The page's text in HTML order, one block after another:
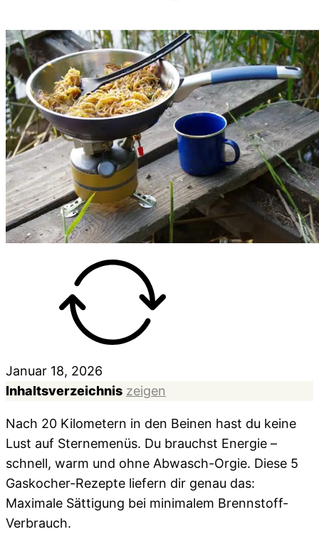
Januar 18, 2026
Inhaltsverzeichnis zeigen
Nach 20 Kilometern in den Beinen hast du keine
Lust auf Sternemenüs. Du brauchst Energie –
schnell, warm und ohne Abwasch-Orgie. Diese 5
Gaskocher-Rezepte liefern dir genau das:
Maximale Sättigung bei minimalem Brennstoff-
Verbrauch.